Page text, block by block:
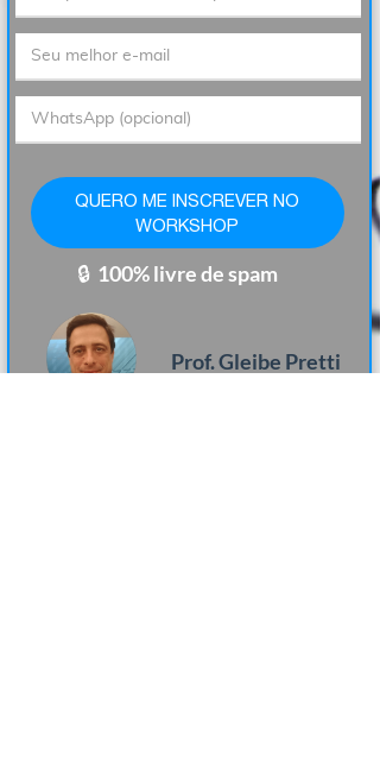
🔒​​​​ ​100% livre despam
QUERO ME INSCREVER NO
WORKSHOP
Prof. Gleibe Pretti